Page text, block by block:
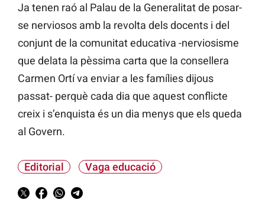
Ja tenen raó al Palau de la Generalitat de posar-
se nerviosos amb la revolta dels docents i del
conjunt de la comunitat educativa -nerviosisme
que delata la pèssima carta que la consellera
Carmen Ortí va enviar a les famílies dijous
passat- perquè cada dia que aquest conflicte
creix i s’enquista és un dia menys que els queda
al Govern.
Editorial Vaga educació